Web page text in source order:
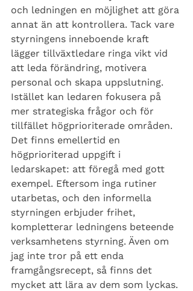
och ledningen en möjlighet att göra
annat än att kontrollera. Tack vare
styrningens inneboende kraft
lägger tillväxtledare ringa vikt vid
att leda förändring, motivera
personal och skapa uppslutning.
Istället kan ledaren fokusera på
mer strategiska frågor och för
tillfället högprioriterade områden.
Det finns emellertid en
högprioriterad uppgift i
ledarskapet: att föregå med gott
exempel. Eftersom inga rutiner
utarbetas, och den informella
styrningen erbjuder frihet,
kompletterar ledningens beteende
verksamhetens styrning. Även om
jag inte tror på ett enda
framgångsrecept, så finns det
mycket att lära av dem som lyckas.